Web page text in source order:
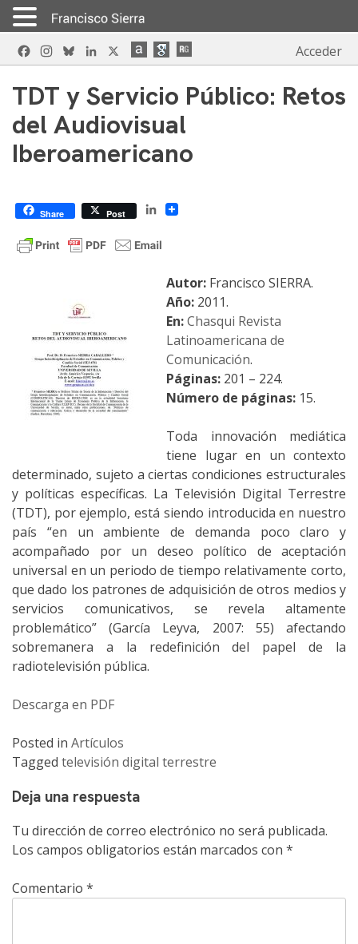
Skip
to
FacebookInstagram
BlueskyLinkedIn Acceder
TDT y Servicio Público: Retos
del Audiovisual
Iberoamericano
Share Post LinkedIn
Autor: Francisco SIERRA.
Año: 2011.
En:Chasqui Revista
Latinoamericana de
Comunicación.
Páginas: 201 – 224.
Número de páginas: 15.
Toda innovación mediática
tiene lugar en un contexto
determinado, sujeto a ciertas condiciones estructurales
y políticas específicas. La Televisión Digital Terrestre
(TDT), por ejemplo, está siendo introducida en nuestro
país “en un ambiente de demanda poco claro y
acompañado por un deseo político de aceptación
universal en un periodo de tiempo relativamente corto,
que dado los patrones de adquisición de otros medios y
servicios comunicativos, se revela altamente
problemático” (García Leyva, 2007: 55) afectando
sobremanera a la redefinición del papel de la
radiotelevisión pública.
Descarga en PDF
Posted in Artículos
Tagged televisión digital terrestre
Deja una respuesta
Tu dirección de correo electrónico no será publicada.
Los campos obligatorios están marcados con *
Comentario *